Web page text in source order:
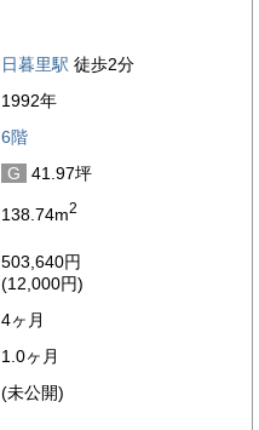
日暮里駅 徒歩2分
1992年
6階
G
41.97坪
138.74m2
503,640円
(12,000円)
4ヶ月
1.0ヶ月
(未公開)